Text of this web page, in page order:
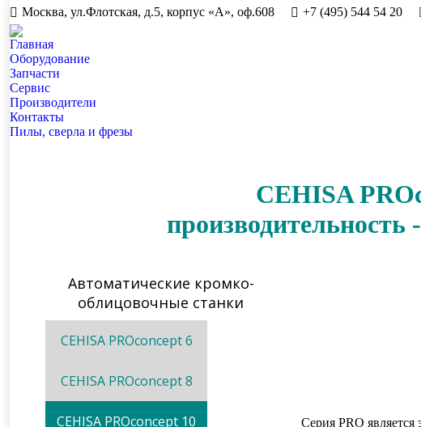
Москва, ул.Флотская, д.5, корпус «А», оф.608 +7 (495) 544 54 20
Главная
Оборудование
Запчасти
Сервис
Производители
Контакты
Пилы, сверла и фрезы
CEHISA
Автоматические кромко-
облицовочные станки
CEHISA PROconcept 6
CEHISA PROconcept 8
CEHISA PROconcept 10
Серия PRO